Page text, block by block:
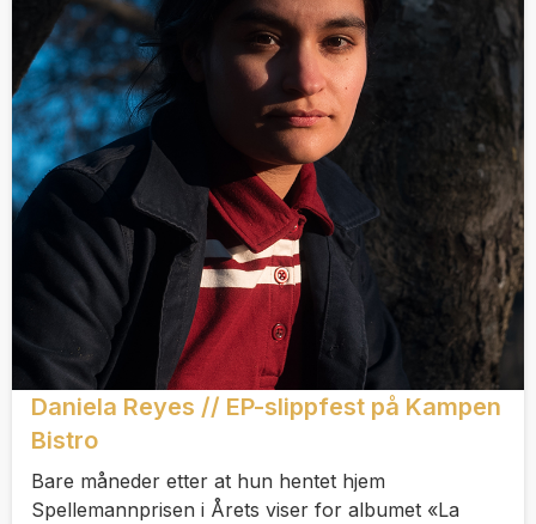
Daniela Reyes // EP-slippfest på Kampen
Bistro
Bare måneder etter at hun hentet hjem
Spellemannprisen i Årets viser for albumet «La